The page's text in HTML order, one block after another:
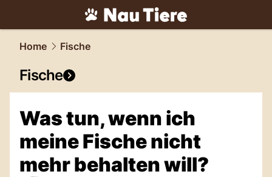
tiere.NAU.ch
Home Fische
Fische
Was tun, wenn ich
meine Fische nicht
mehr behalten will?